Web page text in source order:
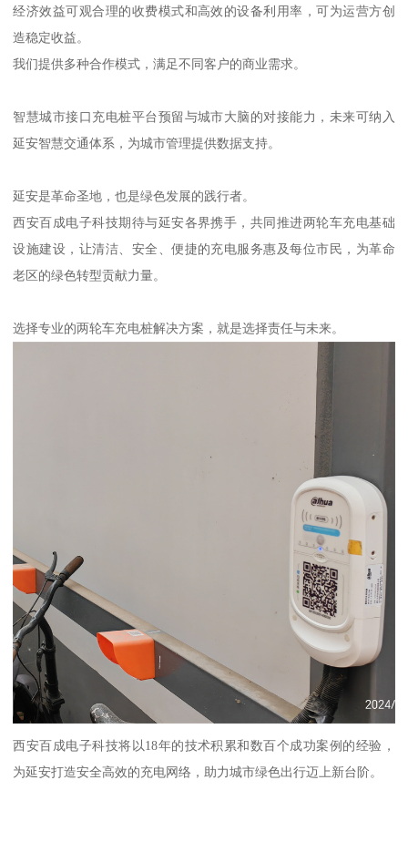
经济效益可观合理的收费模式和高效的设备利用率，可为运营方创
造稳定收益。
我们提供多种合作模式，满足不同客户的商业需求。
智慧城市接口充电桩平台预留与城市大脑的对接能力，未来可纳入
延安智慧交通体系，为城市管理提供数据支持。
延安是革命圣地，也是绿色发展的践行者。
西安百成电子科技期待与延安各界携手，共同推进两轮车充电基础
设施建设，让清洁、安全、便捷的充电服务惠及每位市民，为革命
老区的绿色转型贡献力量。
选择专业的两轮车充电桩解决方案，就是选择责任与未来。
西安百成电子科技将以18年的技术积累和数百个成功案例的经验，
为延安打造安全高效的充电网络，助力城市绿色出行迈上新台阶。